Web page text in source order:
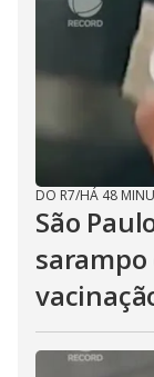
DO R7/HÁ 48
São